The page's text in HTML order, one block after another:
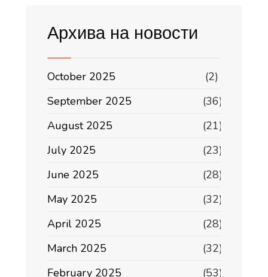
Архива на новости
October 2025
(2)
September 2025
(36)
August 2025
(21)
July 2025
(23)
June 2025
(28)
May 2025
(32)
April 2025
(28)
March 2025
(32)
February 2025
(53)